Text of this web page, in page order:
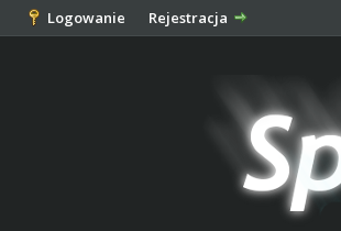
Logowanie Rejestracja